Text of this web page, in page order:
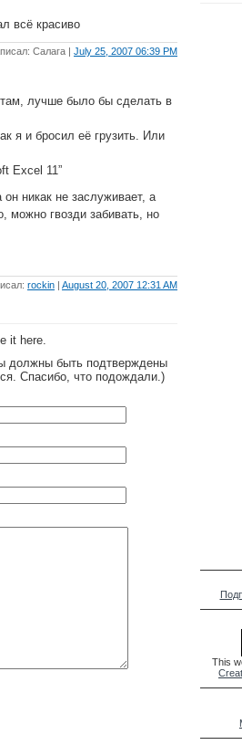
всё красиво
Салага | July 25, 2007 06:39 PM
лучше было бы сделать в
я и бросил её грузить. Или
Excel 11”
никак не заслуживает, а
можно гвозди забивать, но
rockin | August 20, 2007 12:31 AM
it here.
должны быть подтверждены
Спасибо, что подождали.)
This